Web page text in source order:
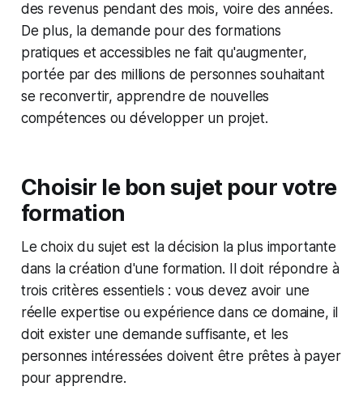
des revenus pendant des mois, voire des années.
De plus, la demande pour des formations
pratiques et accessibles ne fait qu'augmenter,
portée par des millions de personnes souhaitant
se reconvertir, apprendre de nouvelles
compétences ou développer un projet.
Choisir le bon sujet pour votre
formation
Le choix du sujet est la décision la plus importante
dans la création d'une formation. Il doit répondre à
trois critères essentiels : vous devez avoir une
réelle expertise ou expérience dans ce domaine, il
doit exister une demande suffisante, et les
personnes intéressées doivent être prêtes à payer
pour apprendre.